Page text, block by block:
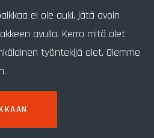
ei ole auki, jätä avoin
avulla. Kerro mitä olet
työntekijä olet. Olemme